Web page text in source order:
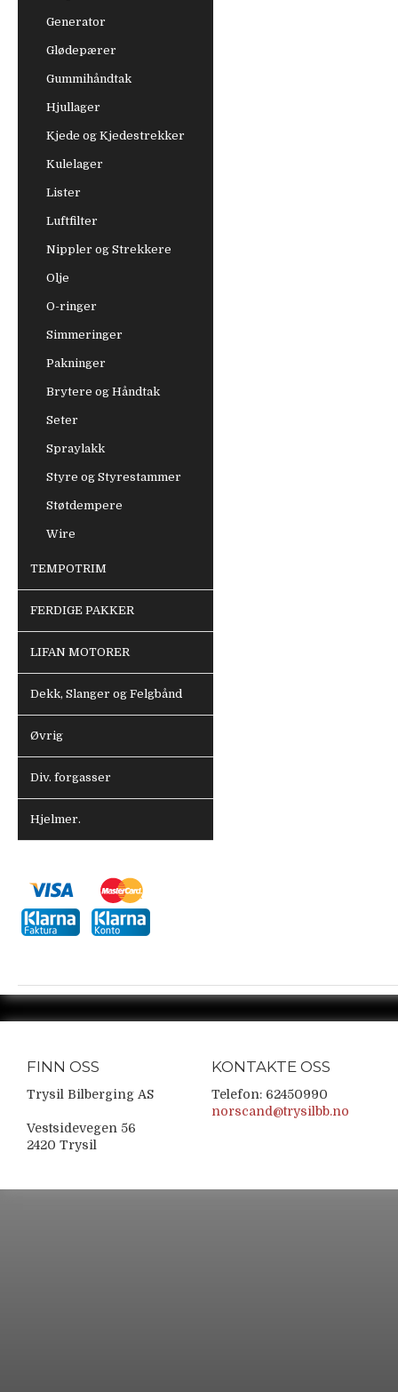
Generator
Glødepærer
Gummihåndtak
Hjullager
Kjede og Kjedestrekker
Kulelager
Lister
Luftfilter
Nippler og Strekkere
Olje
O-ringer
Simmeringer
Pakninger
Brytere og Håndtak
Seter
Spraylakk
Styre og Styrestammer
Støtdempere
Wire
TEMPOTRIM
FERDIGE PAKKER
LIFAN MOTORER
Dekk, Slanger og Felgbånd
Øvrig
Div. forgasser
Hjelmer.
FINN OSS
Trysil Bilberging AS
Vestsidevegen 56
2420 Trysil
KONTAKTE OSS
Telefon: 62450990
norscand@trysilbb.no